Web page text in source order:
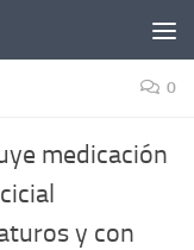
0
medicación
y con